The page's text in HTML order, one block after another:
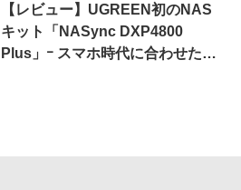
【レビュー】UGREEN初のNAS
キット「NASync DXP4800
Plus」ｰ スマホ時代に合わせた設